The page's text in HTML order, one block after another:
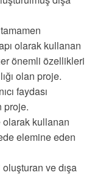
olarak kullanan
önemli özellikleri
olan proje.
faydası
proje.
kullanan
elemine eden
ve dışa